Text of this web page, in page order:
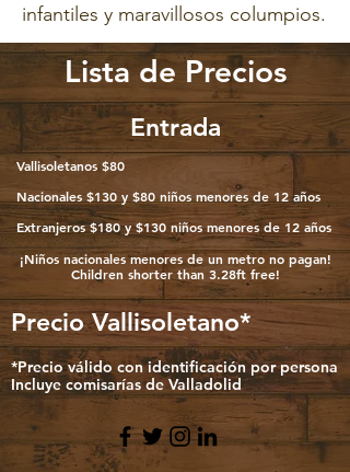
infantiles y maravillosos columpios.
Lista de Precios
Entrada
Vallisoletanos $80
Nacionales $130 y $80 niños menores de 12 años
Extranjeros $180 y $130 niños menores de 12 años
¡Niños nacionales menores de un metro no pagan!
Children shorter than 3.28ft free!
Precio Vallisoletano*
*Precio válido con identificación por persona
Incluye comisarías de Valladolid